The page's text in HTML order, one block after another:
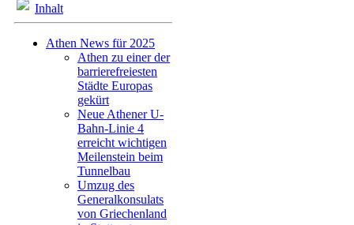
Inhalt
Athen News für 2025
Athen zu einer der
barrierefreiesten
Städte Europas
gekürt
Neue Athener U-
Bahn-Linie 4
erreicht wichtigen
Meilenstein beim
Tunnelbau
Umzug des
Generalkonsulats
von Griechenland